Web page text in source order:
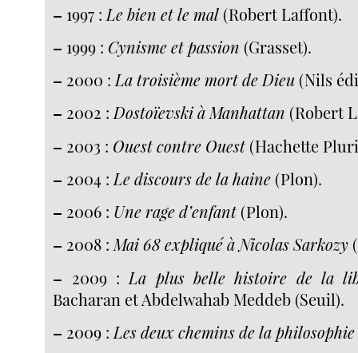
– 1997 : Le bien et le mal (Robert Laffont).
– 1999 : Cynisme et passion (Grasset).
– 2000 : La troisième mort de Dieu (Nils
– 2002 : Dostoïevski à Manhattan (Robert
– 2003 : Ouest contre Ouest(Hachette
– 2004 : Le discours de la haine (Plon).
– 2006 : Une rage d’enfant(Plon).
– 2008 : Mai 68 expliqué à Nicolas Sarkozy
– 2009 : La plus belle histoire de la
Bacharan et Abdelwahab Meddeb (Seuil).
– 2009 : Les deux chemins de la philosophie